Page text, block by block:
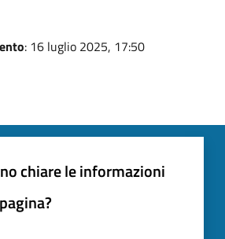
: 16 luglio 2025, 17:50
chiare le informazioni